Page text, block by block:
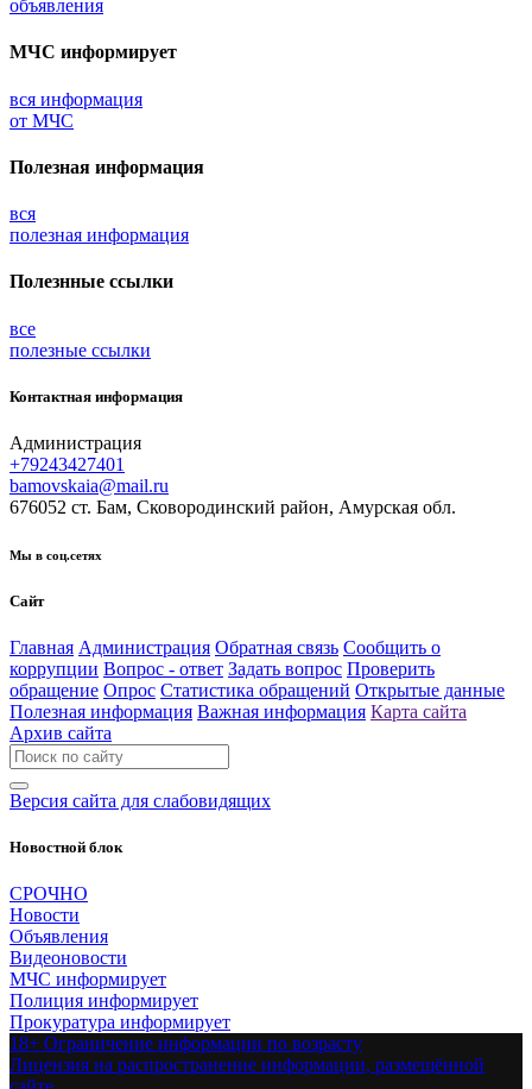
объявления
МЧС информирует
вся информация
от МЧС
Полезная информация
вся
полезная информация
Полезнные ссылки
все
полезные ссылки
Контактная информация
Администрация
+79243427401
bamovskaia@mail.ru
676052 ст. Бам, Сковородинский район, Амурская обл.
Мы в соц.сетях
Сайт
Главная Администрация Обратная связь Сообщить о
коррупции Вопрос - ответ Задать вопрос Проверить
обращение Опрос Статистика обращений Открытые данные
Полезная информация Важная информация Карта сайта
Архив сайта
Версия сайта для слабовидящих
Новостной блок
СРОЧНО
Новости
Объявления
Видеоновости
МЧС информирует
Полиция информирует
Прокуратура информирует
18+ Ограничение информации по возрасту
Лицензия на распространение информации, размещённой